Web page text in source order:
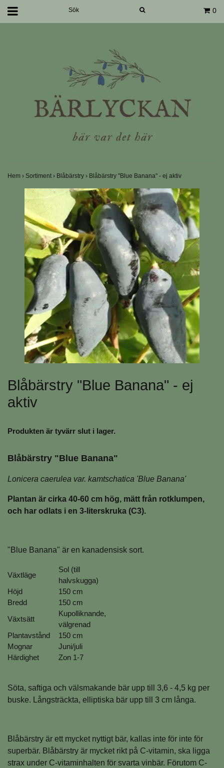
0
Hem › Sortiment› Blåbärstry › Blåbärstry "Blue Banana" - ej aktiv
Blåbärstry "Blue Banana" - ej
aktiv
Produkten är tyvärr slut i lager.
Blåbärstry "Blue Banana"
Lonicera caerulea var. kamtschatica 'Blue Banana'
Plantan är cirka 40-60 cm hög, mätt från rotklumpen,
och har odlats i en 3-literskruka (C3).
"Blue Banana" är en kanadensisk sort.
Växtläge
Sol (till
halvskugga)
Höjd
150 cm
Bredd
150 cm
Växtsätt
Kupolliknande,
välgrenad
Plantavstånd
150 cm
Mognar
Juni/juli
Härdighet
Zon 1-7
Söta, saftiga och välsmakande bär upp till 3,6 - 4,5 kg per
buske. Långsträckta, elliptiska bär upp till 3 cm långa.
Blåbärstry är ett mycket nyttigt bär, kallas inte för inte för
superbär. Blåbärstry är mycket rikt på C-vitamin, ska ligga
strax under C-vitaminhalten för svarta vinbär. Förutom C-